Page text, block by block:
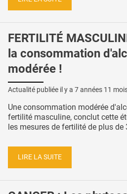
FERTILITÉ
la consommation
modérée !
Actualité publiée il y a 7 années 11
Une consommation modérée
fertilité masculine, conclut cette
les mesures de fertilité de plus de
LIRE LA SUITE